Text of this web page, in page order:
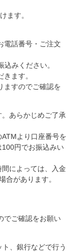
ます。
電話番号・ご注文
みください。
ます。
ますのでご確認を
あらかじめご了承
より口座番号を
円でお振込みい
によっては、入金
合があります。
でご確認をお願い
、銀行などで行う